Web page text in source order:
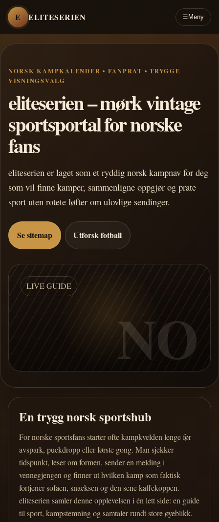
E ELITESERIEN ☰ Meny
NORSK KAMPKALENDER • FANPRAT • TRYGGE
VISNINGSVALG
eliteserien – mørk vintage
sportsportal for norske
fans
eliteserien er laget som et ryddig norsk kampnav for deg
som vil finne kamper, sammenligne oppgjør og prate
sport uten rotete løfter om ulovlige sendinger.
Se sitemap Utforsk fotball
LIVE GUIDE
NO
En trygg norsk sportshub
For norske sportsfans starter ofte kampkvelden lenge før
avspark, puckdropp eller første gong. Man sjekker
tidspunkt, leser om formen, sender en melding i
vennegjengen og finner ut hvilken kamp som faktisk
fortjener sofaen, snacksen og den sene kaffekoppen.
eliteserien samler denne opplevelsen i én lett side: en guide
til sport, kampstemning og samtaler rundt store øyeblikk.